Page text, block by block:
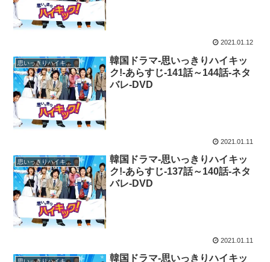
2021.01.12
思いっきりハイキック！
韓国ドラマ-思いっきりハイキッ
ク!-あらすじ-141話～144話-ネタ
バレ-DVD
2021.01.11
思いっきりハイキック！
韓国ドラマ-思いっきりハイキッ
ク!-あらすじ-137話～140話-ネタ
バレ-DVD
2021.01.11
韓国ドラマ-思いっきりハイキッ